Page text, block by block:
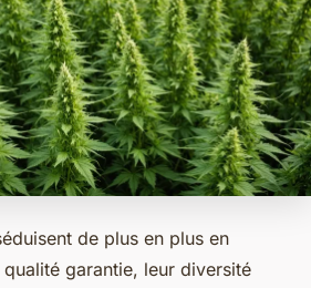
de plus en plus en
garantie, leur diversité